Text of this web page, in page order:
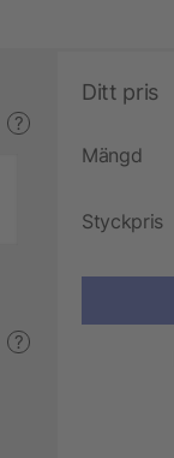
?
?
Ditt pris
Mängd
Styckpris